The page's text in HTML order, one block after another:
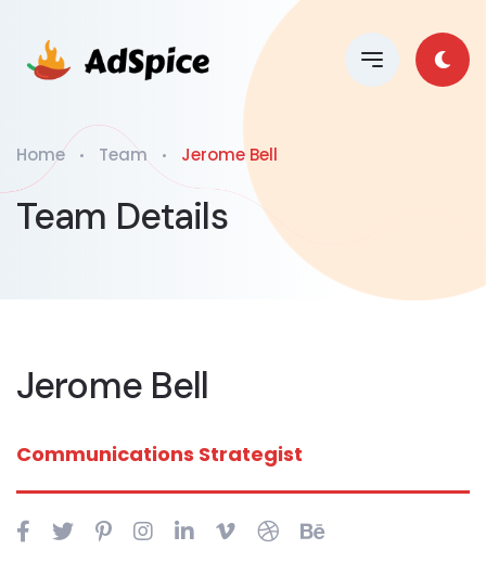
Home Team Jerome Bell
Team Details
Jerome Bell
Communications Strategist